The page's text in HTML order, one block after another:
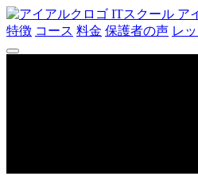
ITスクール ア
特徴 コース 料金 保護者の声 レ